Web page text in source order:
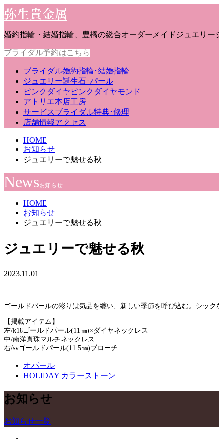
弥生貴金属
婚約指輪・結婚指輪、豊橋の総合オーダーメイドジュエリー
ブライダル予約はこちら
ブライダル婚約指輪･結婚指輪
ジュエリー誕生石･パール
ピンクダイヤ ピンクダイヤモンド
アトリエ本店工房
サービスブライダル特典･修理
店舗情報アクセス
HOME
お知らせ
ジュエリーで魅せる秋
Newsお知らせ
HOME
お知らせ
ジュエリーで魅せる秋
ジュエリーで魅せる秋
2023.11.01
ゴールドパールの彩りは気品を纏い、新しい季節を呼び込む。シック
【掲載アイテム】
左/k18ゴールドパール(11㎜)×ダイヤネックレス
中/南洋真珠マルチネックレス
右/svゴールドパール(11.5㎜)ブローチ
オパール
HOLIDAY カラーストーン
お知らせ
お知らせ一覧